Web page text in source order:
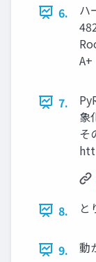
6.
ハ
A+
7.
象
そ
8.
と
9. 動